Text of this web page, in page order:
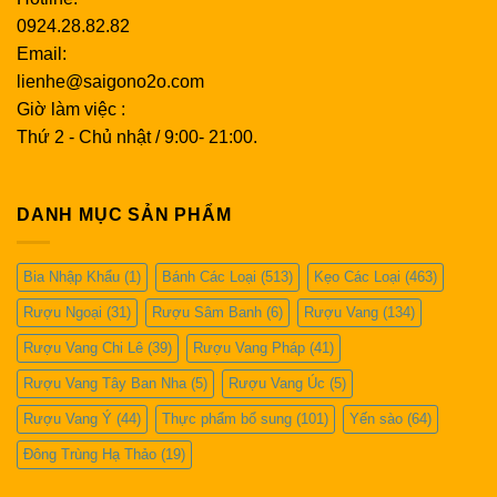
Nhấm nháp rượu
Bây giờ là lúc để uống ly rượu của bạn. Hãy dành thời
gian của bạn khi thưởng thức rượu vang và lưu ý các
mảng hương vị. Để uống rượu, hãy nhấp một ngụm nhỏ
và xoáy rượu trong miệng để bạn có thể hấp thụ trọn
thức dư vị. Rượu vang hảo hạng lưu lại lâu hơn trên
vòm miệng. Điều này đặc biệt đúng khi uống rượu vang
đỏ.
Thực phẩm kết hợp với rượu của bạn
Rượu vang sủi bọt: Rượu sâm panh và các loại rượu
vang nổ khác rất hợp với các món chiên như cá và
khoai tây chiên và gà rán.
Rượu vang trắng: Rượu vang trắng rất hợp với nước
sốt kem và hải sản.
Rượu vang đỏ: Uống rượu vang đỏ như Bordeaux và
0924.28.82.82
Email:
lienhe@saigono2o.com
Giờ làm việc :
Thứ 2 - Chủ nhật / 9:00- 21:00.
DANH MỤC SẢN PHẨM
Bia Nhập Khẩu (1) Bánh Các Loại (513) Kẹo Các Loại (463)
Rượu Ngoại (31) Rượu Sâm Banh (6) Rượu Vang (134)
Rượu Vang Chi Lê (39) Rượu Vang Pháp (41)
Rượu Vang Tây Ban Nha (5) Rượu Vang Úc (5)
Rượu Vang Ý (44) Thực phẩm bổ sung (101) Yến sào (64)
Đông Trùng Hạ Thảo (19)